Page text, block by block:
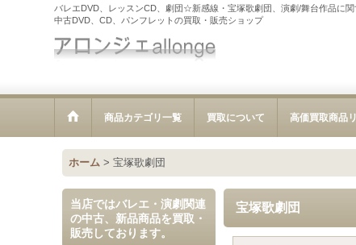
バレエDVD、レッスンCD、劇団☆新感線・宝塚歌劇団、演劇/舞台作品に関
中古DVD、CD、パンフレットの買取・販売ショップ
商品カテゴリ一覧 買取について 高価買取商品
ホーム > 宝塚歌劇団
当店ではバレエ・演劇関連
の中古、新品商品を買取・
販売しております。
宝塚歌劇団